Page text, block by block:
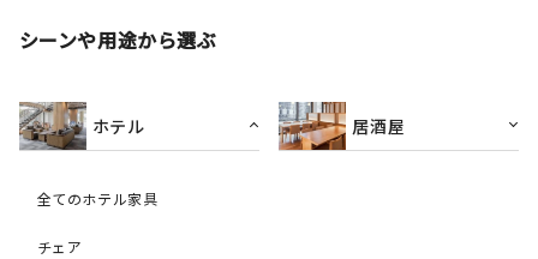
シーンや用途から選ぶ
ホテル
全てのホテル家具
チェア
居酒屋